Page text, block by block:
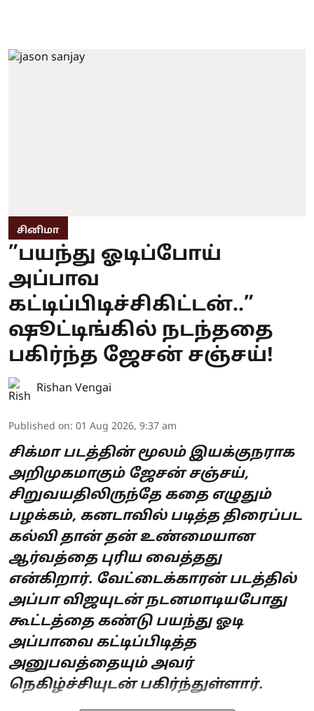
சினிமா
”பயந்து ஓடிப்போய்
அப்பாவ
கட்டிப்பிடிச்சிகிட்டன்..”
ஷூட்டிங்கில் நடந்ததை
பகிர்ந்த ஜேசன் சஞ்சய்!
Rishan Vengai
Published on: 01 Aug 2026, 9:37 am
சிக்மா படத்தின் மூலம் இயக்குநராக
அறிமுகமாகும் ஜேசன் சஞ்சய்,
சிறுவயதிலிருந்தே கதை எழுதும்
பழக்கம், கனடாவில் படித்த திரைப்பட
கல்வி தான் தன் உண்மையான
ஆர்வத்தை புரிய வைத்தது
என்கிறார். வேட்டைக்காரன் படத்தில்
அப்பா விஜயுடன் நடனமாடியபோது
கூட்டத்தை கண்டு பயந்து ஓடி
அப்பாவை கட்டிப்பிடித்த
அனுபவத்தையும் அவர்
நெகிழ்ச்சியுடன் பகிர்ந்துள்ளார்.